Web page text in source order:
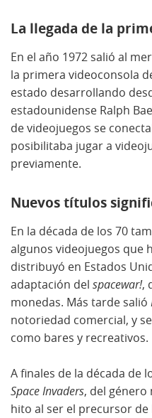
La llegada de la
En el año 1972 salió al
la primera videoconsola
estado desarrollando
estadounidense Ralph
de videojuegos se
posibilitaba jugar a
previamente.
Nuevos títulos
En la década de los 70
algunos videojuegos que
distribuyó en Estados
adaptación del spacewar!,
monedas. Más tarde salió
notoriedad comercial, y
como bares y recreativos.
A finales de la década de
Space Invaders, del
hito al ser el precursor